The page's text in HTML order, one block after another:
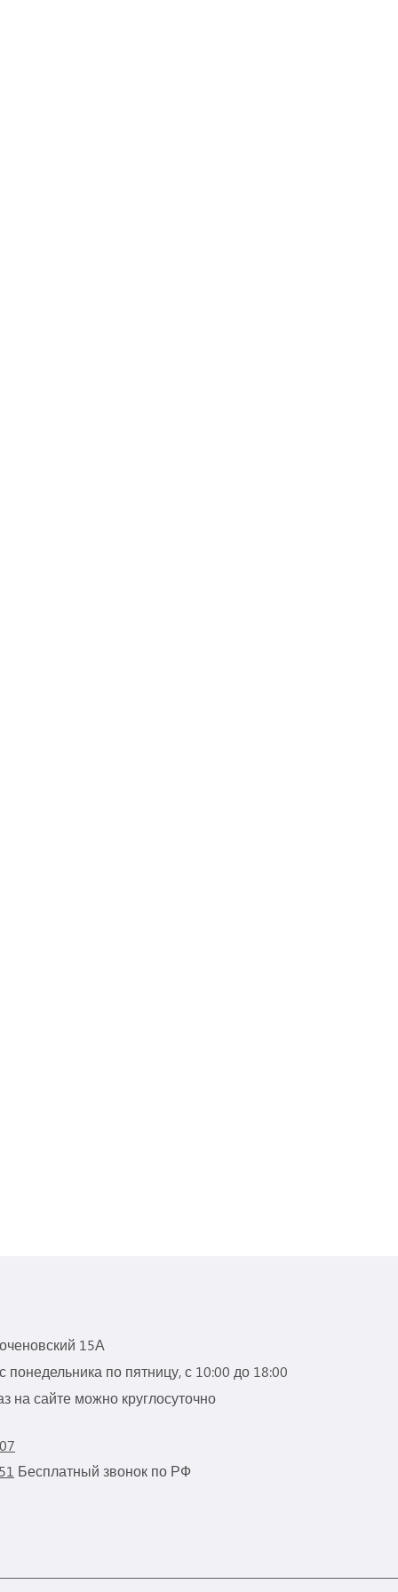
15А
по пятницу, с 10:00 до 18:00
на сайте можно круглосуточно
Бесплатный звонок по РФ